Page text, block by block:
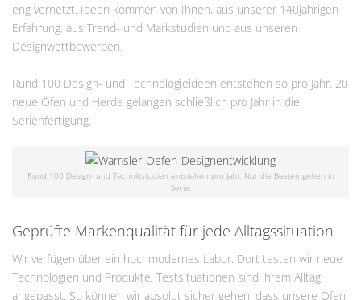
eng vernetzt. Ideen kommen von Ihnen, aus unserer 140jährigen
Erfahrung, aus Trend- und Markstudien und aus unseren
Designwettbewerben.
Rund 100 Design- und Technologieideen entstehen so pro Jahr. 20
neue Öfen und Herde gelangen schließlich pro Jahr in die
Serienfertigung.
Rund 100 Design- und Technikstudien entstehen pro Jahr. Nur die Besten gehen in
Serie.
Geprüfte Markenqualität für jede Alltagssituation
Wir verfügen über ein hochmodernes Labor. Dort testen wir neue
Technologien und Produkte. Testsituationen sind ihrem Alltag
angepasst. So können wir absolut sicher gehen, dass unsere Öfen